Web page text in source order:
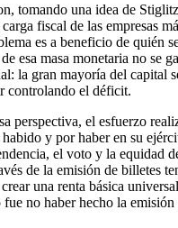
tomando una idea de
fiscal de las empresas
es a beneficio de quién
esa masa monetaria no se
la gran mayoría del capital
controlando el déficit.
perspectiva, el esfuerzo
y por haber en su
el voto y la equidad
de la emisión de billetes
una renta básica
no haber hecho la emisión